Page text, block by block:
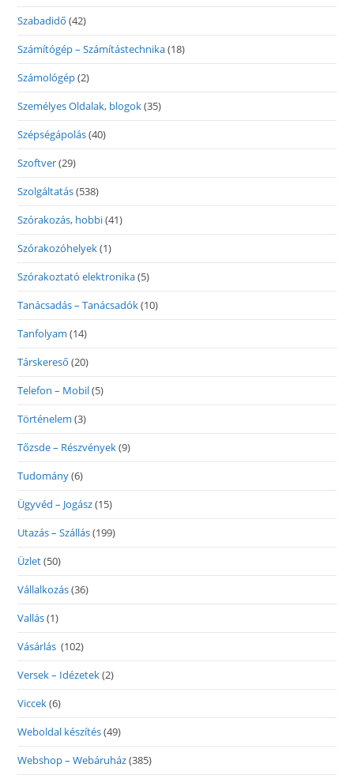
Szabadidő (42)
Számítógép – Számítástechnika(18)
Számológép(2)
Személyes Oldalak, blogok(35)
Szépségápolás(40)
Szoftver(29)
Szolgáltatás(538)
Szórakozás, hobbi(41)
Szórakozóhelyek(1)
Szórakoztató elektronika(5)
Tanácsadás – Tanácsadók(10)
Tanfolyam (14)
Társkereső (20)
Telefon – Mobil(5)
Történelem (3)
Tőzsde – Részvények(9)
Tudomány(6)
Ügyvéd – Jogász(15)
Utazás – Szállás(199)
Üzlet(50)
Vállalkozás(36)
Vallás(1)
Vásárlás (102)
Versek – Idézetek(2)
Viccek(6)
Weboldal készítés(49)
Webshop – Webáruház(385)